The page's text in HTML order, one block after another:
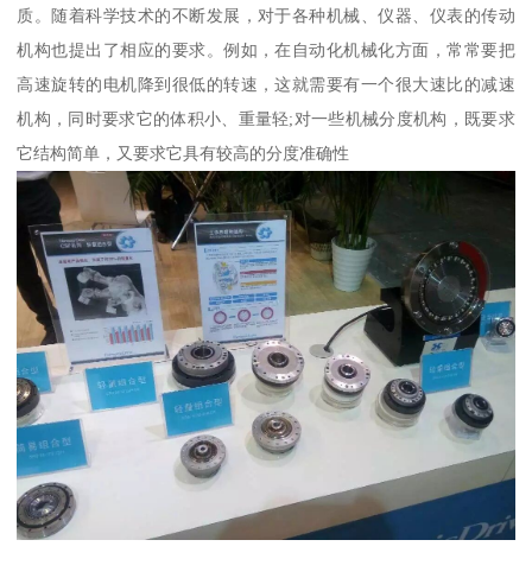
质。随着科学技术的不断发展，对于各种机械、仪器、仪表的传动
机构也提出了相应的要求。例如，在自动化机械化方面，常常要把
高速旋转的电机降到很低的转速，这就需要有一个很大速比的减速
机构，同时要求它的体积小、重量轻;对一些机械分度机构，既要求
它结构简单，又要求它具有较高的分度准确性